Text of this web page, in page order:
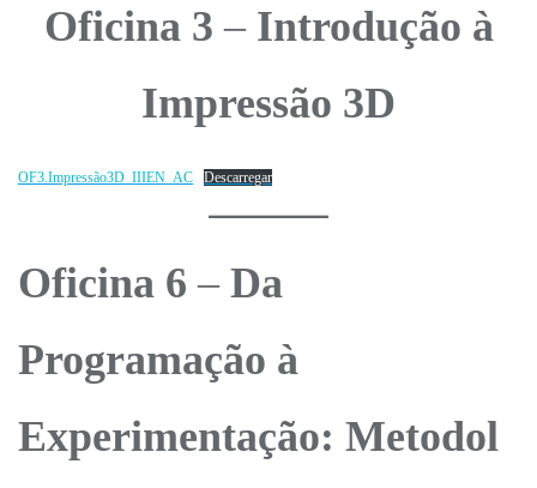
Oficina 3 – Introdução à
Impressão 3D
OF3.Impressão3D_IIIEN_AC Descarregar
Oficina 6 – Da
Programação à
Experimentação: Metodol